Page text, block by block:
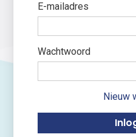
E-mailadres
Wachtwoord
Nieuw